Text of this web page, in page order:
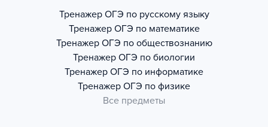
Тренажер ОГЭ по русскому языку
Тренажер ОГЭ по математике
Тренажер ОГЭ по обществознанию
Тренажер ОГЭ по биологии
Тренажер ОГЭ по информатике
Тренажер ОГЭ по физике
Все предметы